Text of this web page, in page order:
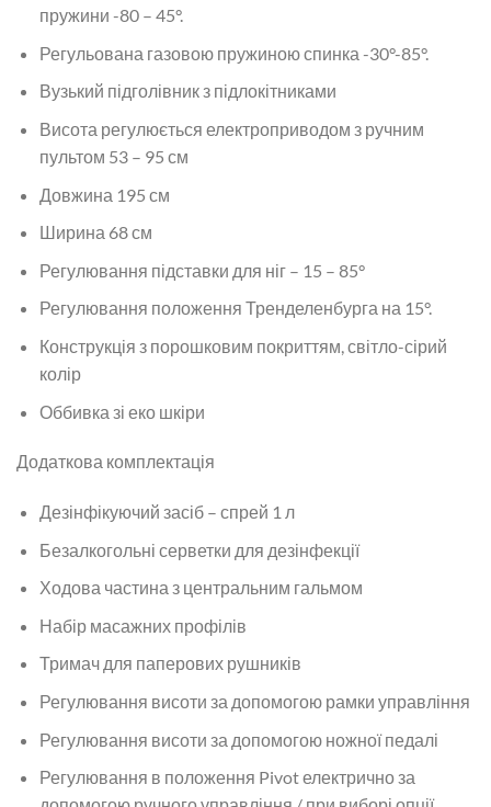
пружини -80 – 45°.
Регульована газовою пружиною спинка -30°-85°.
Вузький підголівник з підлокітниками
Висота регулюється електроприводом з ручним
пультом 53 – 95 см
Довжина 195 см
Ширина 68 см
Регулювання підставки для ніг – 15 – 85°
Регулювання положення Тренделенбурга на 15°.
Конструкція з порошковим покриттям, світло-сірий
колір
Оббивка зі еко шкіри
Додаткова комплектація
Дезінфікуючий засіб – спрей 1 л
Безалкогольні серветки для дезінфекції
Ходова частина з центральним гальмом
Набір масажних профілів
Тримач для паперових рушників
Регулювання висоти за допомогою рамки управління
Регулювання висоти за допомогою ножної педалі
Регулювання в положення Pivot електрично за